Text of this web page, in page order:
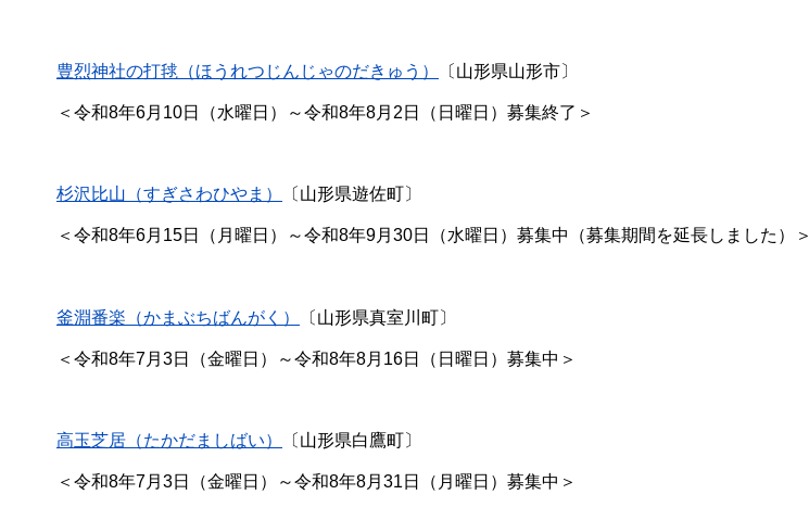
豊烈神社の打毬（ほうれつじんじゃのだきゅう） 〔山形県山形市〕
＜令和8年6月10日（水曜日）～令和8年8月2日（日曜日）募集終了＞
杉沢比山（すぎさわひやま） 〔山形県遊佐町〕
＜令和8年6月15日（月曜日）～令和8年9月30日（水曜日）募集中（募集期間を延長しました）＞
釜淵番楽（かまぶちばんがく） 〔山形県真室川町〕
＜令和8年7月3日（金曜日）～令和8年8月16日（日曜日）募集中＞
高玉芝居（たかだましばい） 〔山形県白鷹町〕
＜令和8年7月3日（金曜日）～令和8年8月31日（月曜日）募集中＞